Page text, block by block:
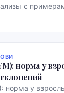
с
норма у
норма у